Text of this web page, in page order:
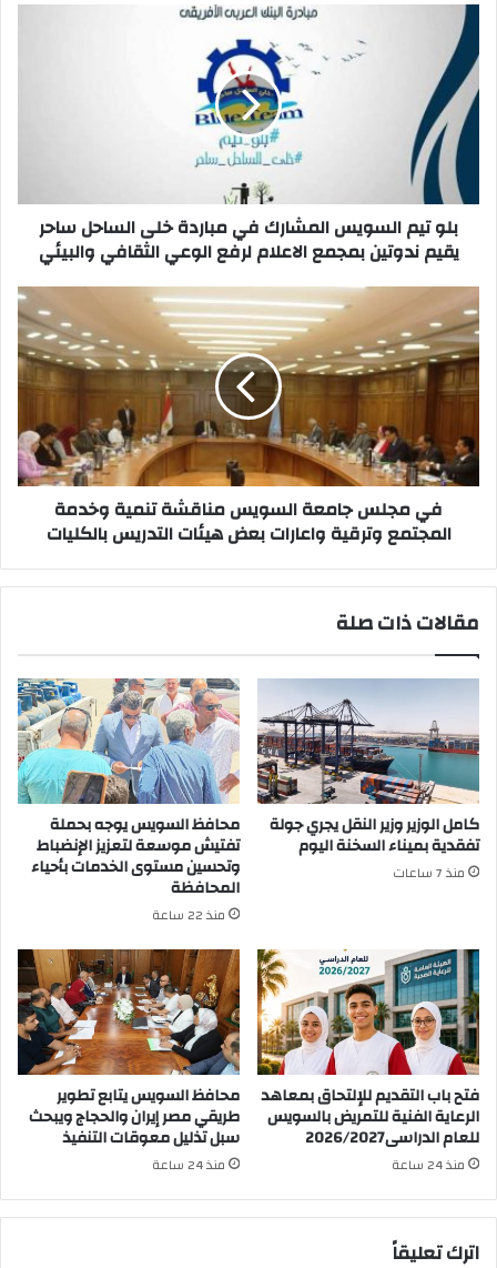
بلو
تيم
السويس
المشارك
في
مباردة
خلى
الساحل
ساحر
يقيم
ندوتين
الاعلام
لرفع
الوعي
الثقافي
والبيئي
بلو تيم السويس المشارك في مباردة خلى الساحل ساحر
يقيم ندوتين بمجمع الاعلام لرفع الوعي الثقافي والبيئي
في
مجلس
جامعة
السويس
مناقشة
وخدمة
المجتمع
وترقية
واعارات
بعض
التدريس
في مجلس جامعة السويس مناقشة تنمية وخدمة
المجتمع وترقية واعارات بعض هيئات التدريس بالكليات
مقالات ذات صلة
كامل الوزير وزير النقل يجري جولة
تفقدية بميناء السخنة اليوم
منذ 7 ساعات
محافظ السويس يوجه بحملة
تفتيش موسعة لتعزيز الإنضباط
وتحسين مستوى الخدمات بأحياء
المحافظة
منذ 22 ساعة
فتح باب التقديم للإلتحاق بمعاهد
الرعاية الفنية للتمريض بالسويس
للعام الدراسى2026/2027
منذ 24 ساعة
محافظ السويس يتابع تطوير
طريقي مصر إيران والحجاج ويبحث
سبل تذليل معوقات التنفيذ
منذ 24 ساعة
اترك تعليقاً